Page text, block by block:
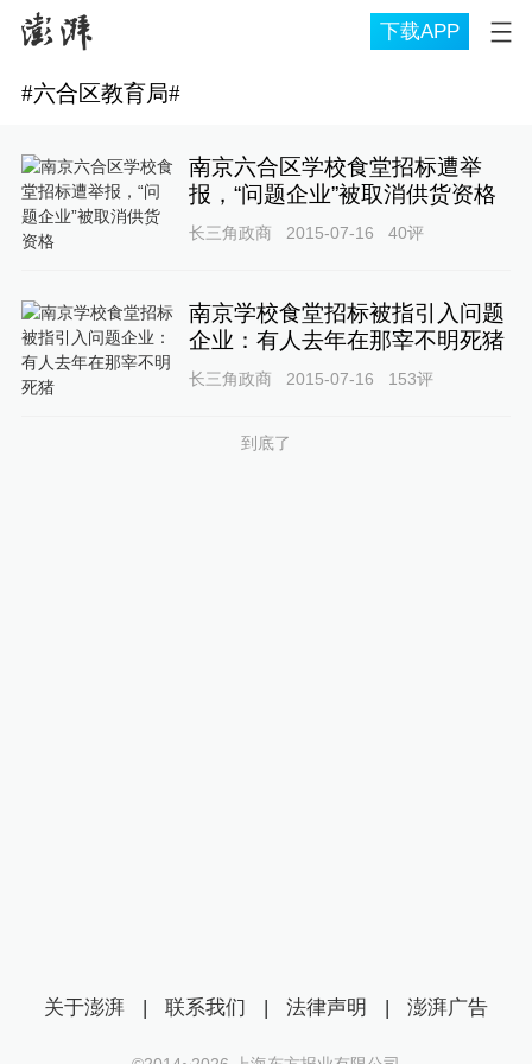
下载APP
#六合区教育局#
南京六合区学校食堂招标遭举
报，“问题企业”被取消供货资格
长三角政商 2015-07-16 40评
南京学校食堂招标被指引入问题
企业：有人去年在那宰不明死猪
长三角政商 2015-07-16 153评
到底了
关于澎湃 | 联系我们 | 法律声明 | 澎湃广告